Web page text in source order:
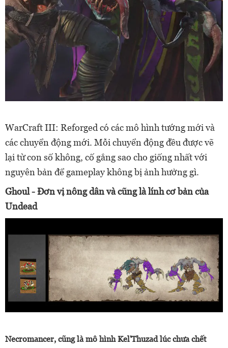
WarCraft III: Reforged có các mô hình tướng mới và
các chuyển động mới. Mỗi chuyển động đều được vẽ
lại từ con số không, cố gắng sao cho giống nhất với
nguyên bản để gameplay không bị ảnh hưởng gì.
Ghoul - Đơn vị nông dân và cũng là lính cơ bản của
Undead
Necromancer, cũng là mô hình Kel'Thuzad lúc chưa chết